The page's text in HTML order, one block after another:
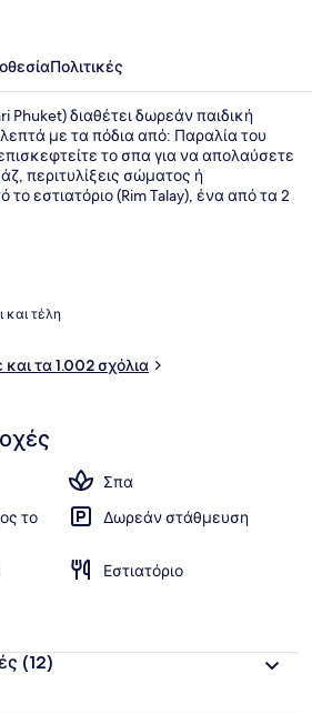
Πολιτικές
Phuket) διαθέτει δωρεάν παιδική
με τα πόδια από: Παραλία του
το σπα για να απολαύσετε
περιτυλίξεις σώματος ή
εστιατόριο (Rim Talay), ένα από τα 2
και βραδινό. Σε αυτό το θέρετρο
ακόμη 3 εξωτερικές πισίνες, μπαρ
προσωπικό και την παραλιακή του
και τέλη
και τα 1.002 σχόλια
Σπα
το
Δωρεάν στάθμευση
Εστιατόριο
(12)